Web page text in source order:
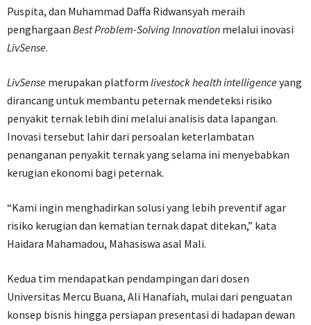
Puspita, dan Muhammad Daffa Ridwansyah meraih
penghargaan Best Problem-Solving Innovation melalui inovasi
LivSense.
LivSense merupakan platform livestock health intelligenceyang
dirancang untuk membantu peternak mendeteksi risiko
penyakit ternak lebih dini melalui analisis data lapangan.
Inovasi tersebut lahir dari persoalan keterlambatan
penanganan penyakit ternak yang selama ini menyebabkan
kerugian ekonomi bagi peternak.
“Kami ingin menghadirkan solusi yang lebih preventif agar
risiko kerugian dan kematian ternak dapat ditekan,” kata
Haidara Mahamadou, Mahasiswa asal Mali.
Kedua tim mendapatkan pendampingan dari dosen
Universitas Mercu Buana, Ali Hanafiah, mulai dari penguatan
konsep bisnis hingga persiapan presentasi di hadapan dewan